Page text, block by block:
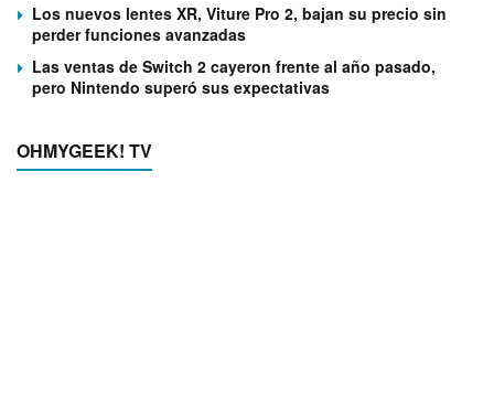
Los nuevos lentes XR, Viture Pro 2, bajan su precio sin
perder funciones avanzadas
Las ventas de Switch 2 cayeron frente al año pasado,
pero Nintendo superó sus expectativas
OHMYGEEK! TV